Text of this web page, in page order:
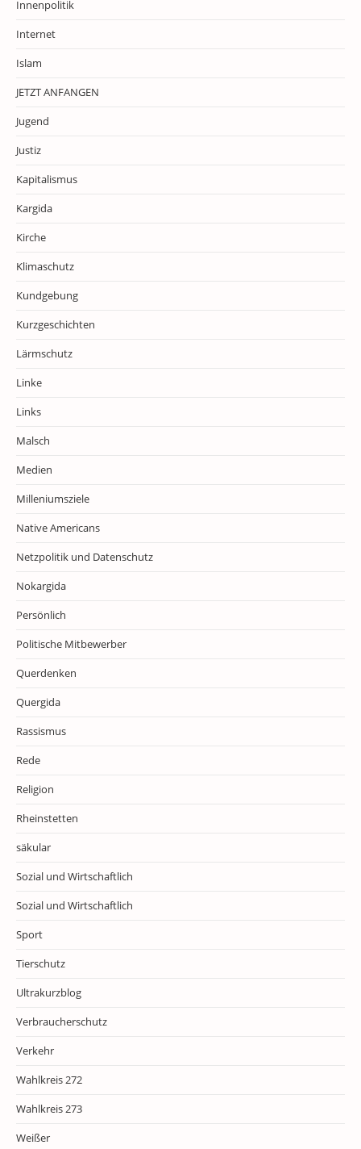
Innenpolitik
Internet
Islam
JETZT ANFANGEN
Jugend
Justiz
Kapitalismus
Kargida
Kirche
Klimaschutz
Kundgebung
Kurzgeschichten
Lärmschutz
Linke
Links
Malsch
Medien
Milleniumsziele
Native Americans
Netzpolitik und Datenschutz
Nokargida
Persönlich
Politische Mitbewerber
Querdenken
Quergida
Rassismus
Rede
Religion
Rheinstetten
säkular
Sozial und Wirtschaftlich
Sozial und Wirtschaftlich
Sport
Tierschutz
Ultrakurzblog
Verbraucherschutz
Verkehr
Wahlkreis 272
Wahlkreis 273
Weißer